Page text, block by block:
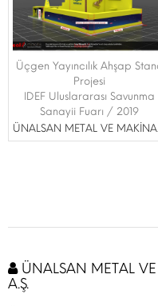
Üçgen Yayıncılık Ahşap
Projesi
IDEF Uluslararası Savunma
Sanayii Fuarı / 2019
ÜNALSAN METAL
A.Ş.